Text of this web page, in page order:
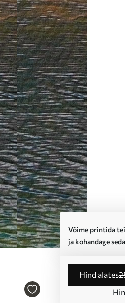
Võime printida
ja kohandage
Hind alates